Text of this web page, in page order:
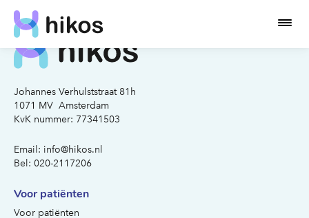
Johannes Verhulststraat 81h
1071 MV Amsterdam
KvK nummer: 77341503
Email: info@hikos.nl
Bel: 020-2117206
Voor patiënten
Voor patiënten